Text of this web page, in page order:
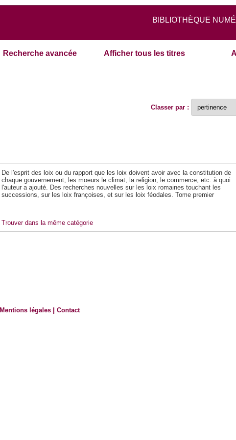
BIBLIOTHÈQUE
Recherche avancée Afficher tous les titres
Classer par :
De l'esprit des loix ou du rapport que les loix doivent avoir avec la constitution de
chaque gouvernement, les moeurs le climat, la religion, le commerce, etc. à quoi
l'auteur a ajouté. Des recherches nouvelles sur les loix romaines touchant les
successions, sur les loix françoises, et sur les loix féodales. Tome premier
Trouver dans la même catégorie
Mentions légales |Contact